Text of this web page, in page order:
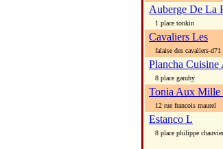
Auberge De La
1 place tonkin
Cavaliers Les
falaise des cavaliers-d71
Plancha
8 place garuby
Tonia Aux Mille
12 rue francois maurel
Estanco L
8 place philippe chauvier